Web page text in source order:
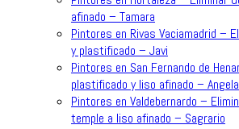
afinado – Tamara
Pintores en Rivas Vaciamadrid –
y plastificado – Javi
Pintores en San Fernando de
plastificado y liso afinado – Angela
Pintores en Valdebernardo –
temple a liso afinado – Sagrario